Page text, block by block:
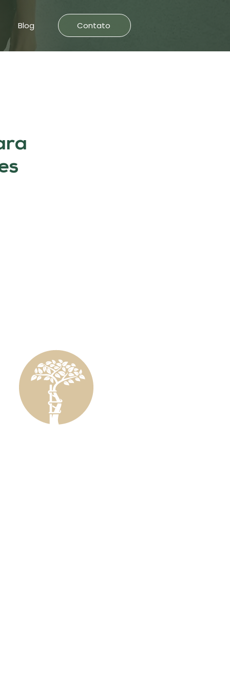
Blog Contato